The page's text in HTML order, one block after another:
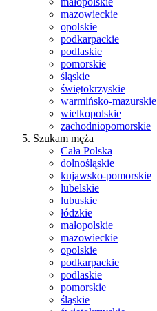
mazowieckie
opolskie
podkarpackie
podlaskie
pomorskie
śląskie
świętokrzyskie
warmińsko-mazurskie
wielkopolskie
zachodniopomorskie
Szukam męża
Cała Polska
dolnośląskie
kujawsko-pomorskie
lubelskie
lubuskie
łódzkie
małopolskie
mazowieckie
opolskie
podkarpackie
podlaskie
pomorskie
śląskie